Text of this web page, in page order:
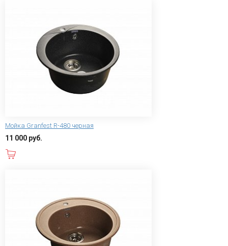
Мойка Granfest R-480 черная
11 000 руб.